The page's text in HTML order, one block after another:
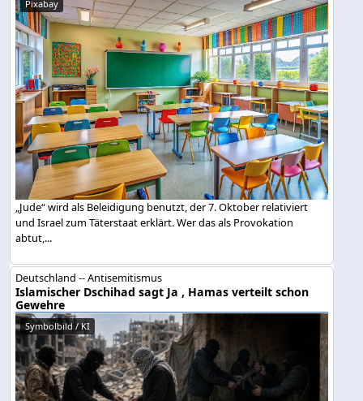
Pixabay
„Jude“ wird als Beleidigung benutzt, der 7. Oktober relativiert
und Israel zum Täterstaat erklärt. Wer das als Provokation
abtut,...
Deutschland -- Antisemitismus
Islamischer Dschihad sagt Ja , Hamas verteilt schon
Gewehre
Symbolbild / KI